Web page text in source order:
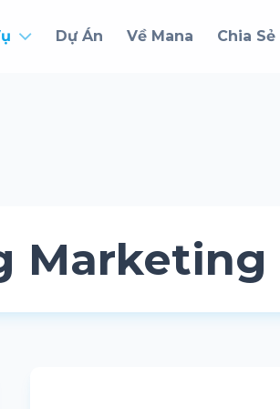
Dự Án Về Mana Chia Sẻ
Marketing